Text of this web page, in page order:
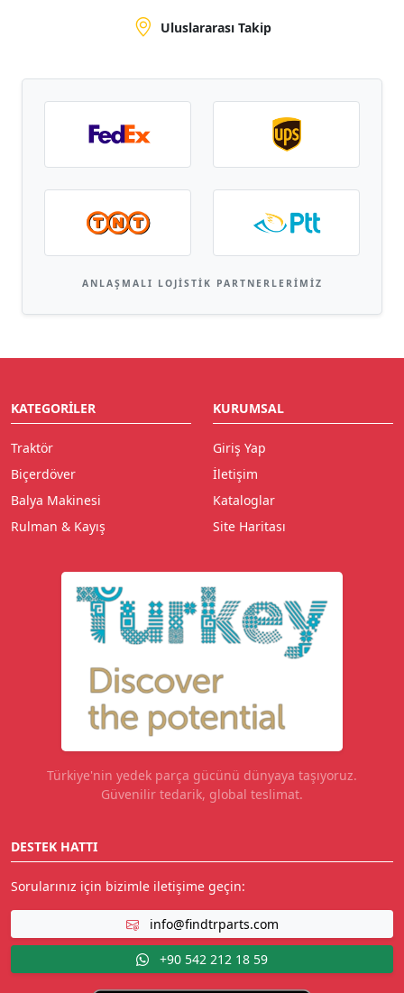
Uluslararası Takip
ANLAŞMALI LOJISTIK PARTNERLERIMIZ
KATEGORILER
Traktör
Biçerdöver
Balya Makinesi
Rulman & Kayış
KURUMSAL
Giriş Yap
İletişim
Kataloglar
Site Haritası
Türkiye'nin yedek parça gücünü dünyaya taşıyoruz.
Güvenilir tedarik, global teslimat.
DESTEK HATTI
Sorularınız için bizimle iletişime geçin:
info@findtrparts.com
+90 542 212 18 59